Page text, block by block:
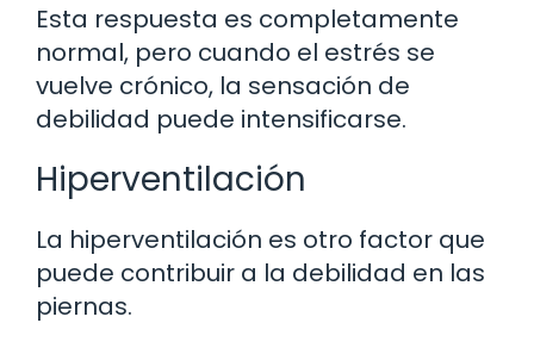
Esta respuesta es completamente
normal, pero cuando el estrés se
vuelve crónico, la sensación de
debilidad puede intensificarse.
Hiperventilación
La hiperventilación es otro factor que
puede contribuir a la debilidad en las
piernas.